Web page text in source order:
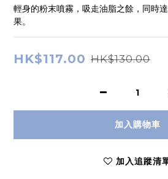
輕身的粉末噴霧，吸走油脂之餘，同時
果。
HK$117.00 HK$130.00
加入購物車
加入追蹤清